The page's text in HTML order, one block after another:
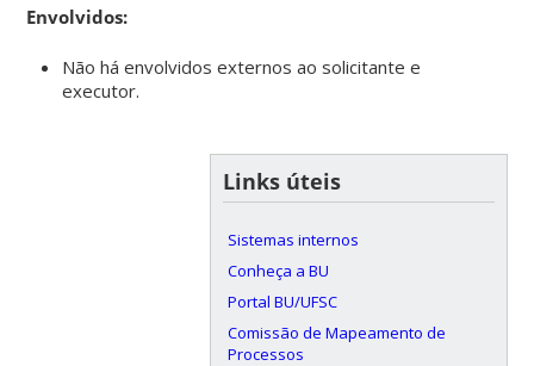
Envolvidos:
Não há envolvidos externos ao solicitante e
executor.
Links úteis
Sistemas internos
Conheça a BU
Portal BU/UFSC
Comissão de Mapeamento de
Processos